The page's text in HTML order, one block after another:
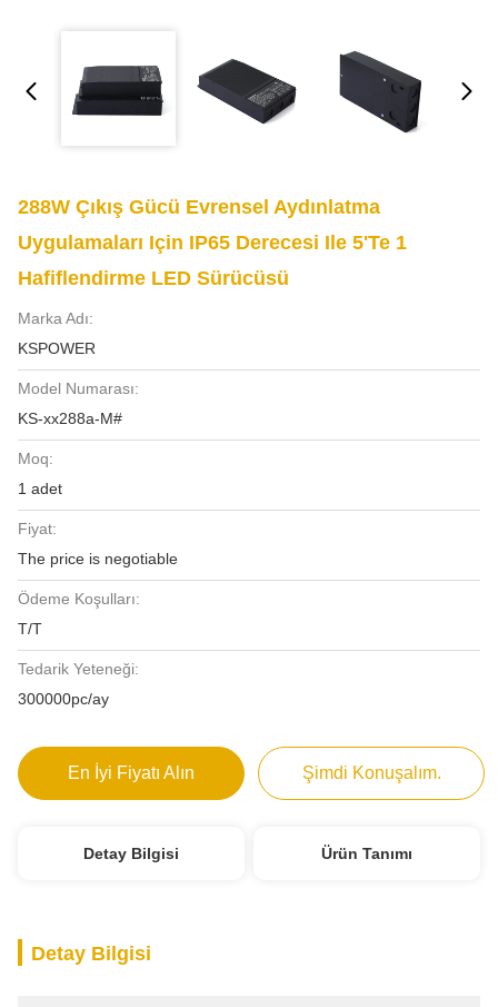
288W Çıkış Gücü Evrensel Aydınlatma
Uygulamaları Için IP65 Derecesi Ile 5'te 1
Hafiflendirme LED Sürücüsü
Marka Adı:
KSPOWER
Model Numarası:
KS-xx288a-M#
Moq:
1 adet
Fiyat:
The price is negotiable
Ödeme Koşulları:
T/T
Tedarik Yeteneği:
300000pc/ay
En İyi Fiyatı Alın Şimdi Konuşalım.
Detay Bilgisi Ürün Tanımı
Detay Bilgisi